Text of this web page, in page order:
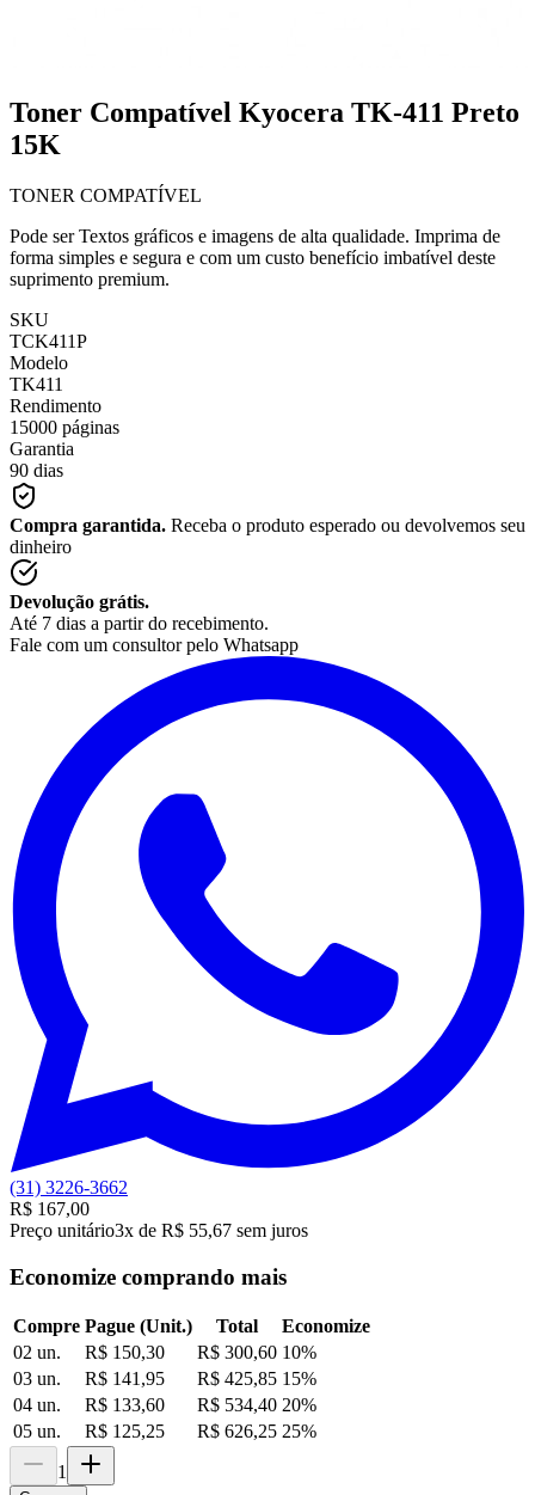
Toner Compatível Kyocera TK-411 Preto
15K
TONER COMPATÍVEL
Pode ser Textos gráficos e imagens de alta qualidade. Imprima de
forma simples e segura e com um custo benefício imbatível deste
suprimento premium.
SKU
TCK411P
Modelo
TK411
Rendimento
15000 páginas
Garantia
90 dias
Compra garantida. Receba o produto esperado ou devolvemos seu
dinheiro
Devolução grátis.
Até 7 dias a partir do recebimento.
Fale com um consultor pelo Whatsapp
(31) 3226-3662
R$ 167,00
Preço unitário3x de R$ 55,67 sem juros
Economize comprando mais
Compre Pague (Unit.) Total
Economize
02 un.
R$ 150,30 R$ 300,60 10%
03 un.
R$ 141,95 R$ 425,85 15%
04 un.
R$ 133,60 R$ 534,40 20%
05 un.
R$ 125,25 R$ 626,25 25%
1